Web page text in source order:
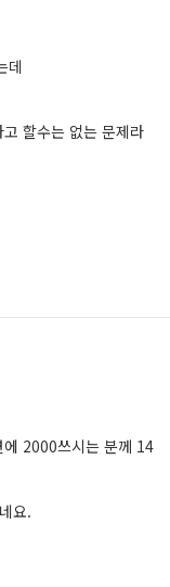
데
할수는 없는 문제라
에 2000쓰시는 분께 14
요.